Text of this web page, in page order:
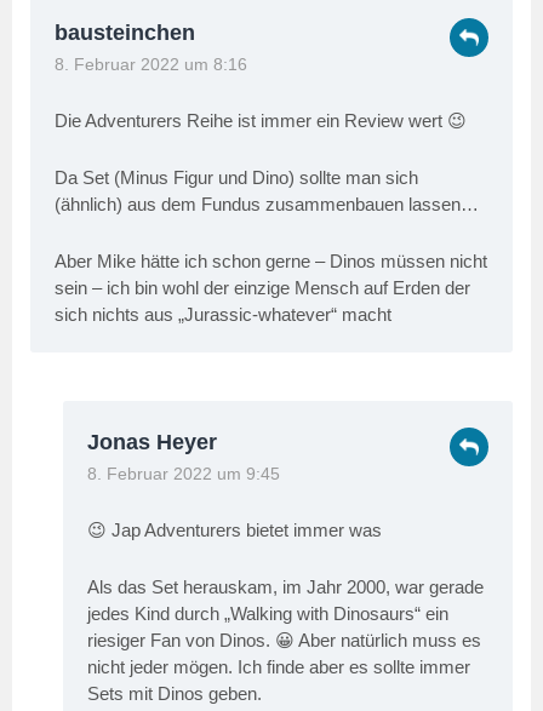
bausteinchen
8. Februar 2022 um 8:16
Die Adventurers Reihe ist immer ein Review wert 😉
Da Set (Minus Figur und Dino) sollte man sich
(ähnlich) aus dem Fundus zusammenbauen lassen…
Aber Mike hätte ich schon gerne – Dinos müssen nicht
sein – ich bin wohl der einzige Mensch auf Erden der
sich nichts aus „Jurassic-whatever“ macht
Jonas Heyer
8. Februar 2022 um 9:45
😉 Jap Adventurers bietet immer was
Als das Set herauskam, im Jahr 2000, war gerade
jedes Kind durch „Walking with Dinosaurs“ ein
riesiger Fan von Dinos. 😀 Aber natürlich muss es
nicht jeder mögen. Ich finde aber es sollte immer
Sets mit Dinos geben.